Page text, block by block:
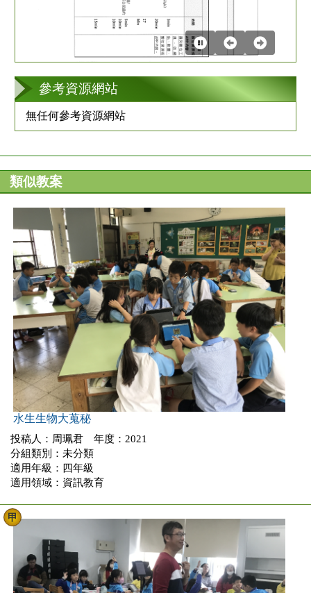
張
參考資源網站
無任何參考資源網站
類似教案
水生生物大蒐秘
投稿人：周珮君 年度：2021
分組類別：未分類
適用年級：四年級
適用領域：資訊教育
甲